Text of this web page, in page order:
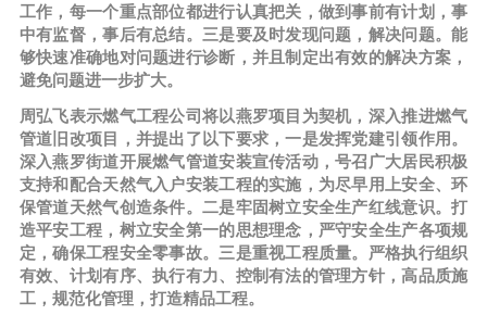
工作，每一个重点部位都进行认真把关，做到事前有计划，事
中有监督，事后有总结。三是要及时发现问题，解决问题。能
够快速准确地对问题进行诊断，并且制定出有效的解决方案，
避免问题进一步扩大。
周弘飞表示燃气工程公司将以燕罗项目为契机，深入推进燃气
管道旧改项目，并提出了以下要求，一是发挥党建引领作用。
深入燕罗街道开展燃气管道安装宣传活动，号召广大居民积极
支持和配合天然气入户安装工程的实施，为尽早用上安全、环
保管道天然气创造条件。二是牢固树立安全生产红线意识。打
造平安工程，树立安全第一的思想理念，严守安全生产各项规
定，确保工程安全零事故。三是重视工程质量。严格执行组织
有效、计划有序、执行有力、控制有法的管理方针，高品质施
工，规范化管理，打造精品工程。